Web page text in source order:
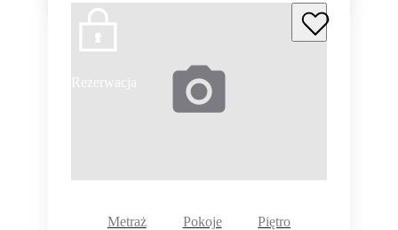
Rezerwacja
Metraż
Pokoje
Piętro